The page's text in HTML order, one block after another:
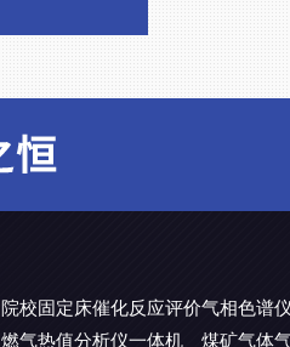
院校固定床催化反应评价气相色谱
燃气热值分析仪一体机
煤矿气体